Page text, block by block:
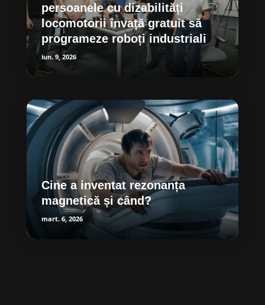
persoanele cu dizabilități
locomotorii învață gratuit să
programeze roboți industriali
iun. 9, 2026
Cine a inventat rezonanța
magnetică și când?
mart. 6, 2026